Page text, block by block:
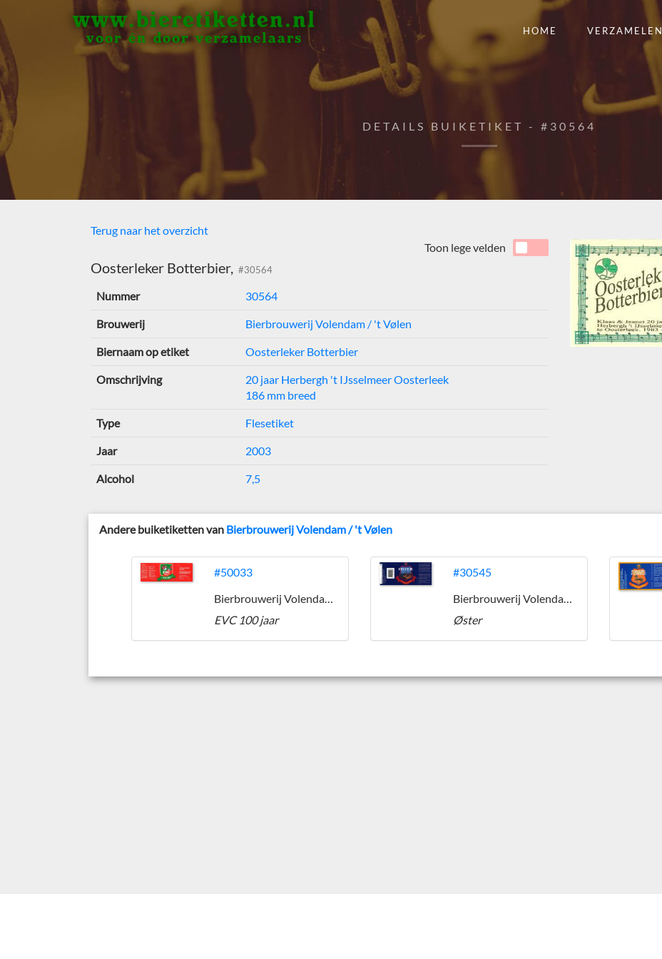
www.bieretiketten.nl
voor én door verzamelaars
HOME VERZAMELEN
DETAILS BUIKETIKET - #30564
Terug naar het overzicht
Oosterleker Botterbier, #30564
Toon lege velden
Nummer 30564
Brouwerij Bierbrouwerij Volendam / 't Vølen
Biernaam op etiket Oosterleker Botterbier
Omschrijving
20 jaar Herbergh 't IJsselmeer Oosterleek
186 mm breed
Type Flesetiket
Jaar 2003
Alcohol 7,5
Andere buiketiketten van Bierbrouwerij Volendam / 't Vølen
#50033
Bierbrouwerij Volendam / 't Vølen
EVC 100 jaar
#30545
Bierbrouwerij Volendam / 't Vølen
Øster